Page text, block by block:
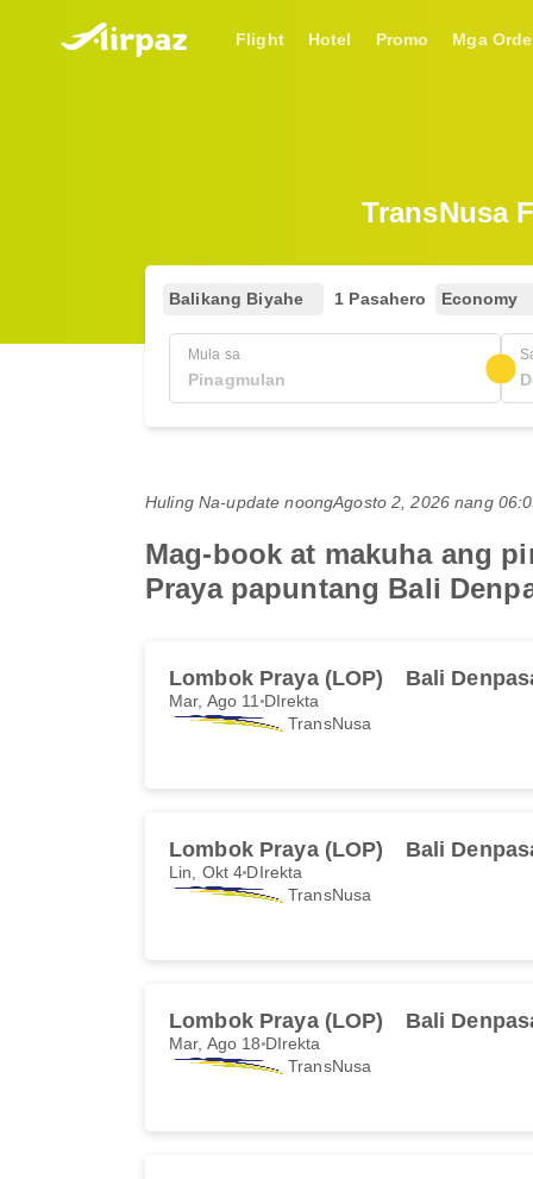
Flight Hotel Promo Mga
TransNusa
Balikang Biyahe 1 Pasahero Economy
Mula sa
Huling Na-update noongAgosto 2, 2026 nang
Mag-book at makuha ang
Praya papuntang Bali
Lombok Praya (LOP) Bali
Mar, Ago 11 DIrekta
TransNusa
Lombok Praya (LOP) Bali
Lin, Okt 4 DIrekta
TransNusa
Lombok Praya (LOP) Bali
Mar, Ago 18 DIrekta
TransNusa